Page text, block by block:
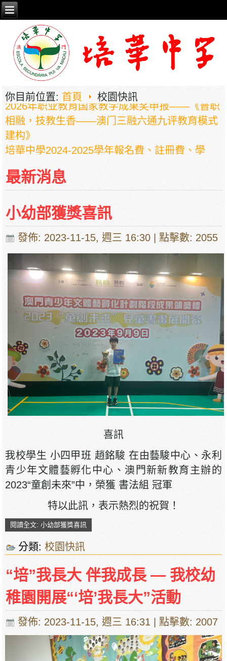
你目前位置: 首頁 校園快訊
2026年职业教育国家教学成果奖申报——《普职
相融，技教生香——澳门三融六通九评教育模式
建构》
培華中學2024-2025學年報名費、註冊費、學
費、補充服務費、學校選擇性服務費及學校代收
項目
培華中學收費項目一覽表
最新消息
小幼部獲獎喜訊
發佈: 2023-11-15, 週三 16:30 | 點擊數: 2055
喜訊
我校學生 小四甲班 趙銘駿 在由藝駿中心、永利
青少年文體藝孵化中心、澳門新新教育主辦的
2023“童創未來”中，榮獲 書法組 冠軍
特以此訊，表示熱烈的祝賀！
閱讀全文: 小幼部獲獎喜訊
分類:校園快訊
“培”我長大 伴我成長 — 我校幼
稚園開展“‘培’我長大”活動
發佈: 2023-11-15, 週三 16:31 | 點擊數: 2007